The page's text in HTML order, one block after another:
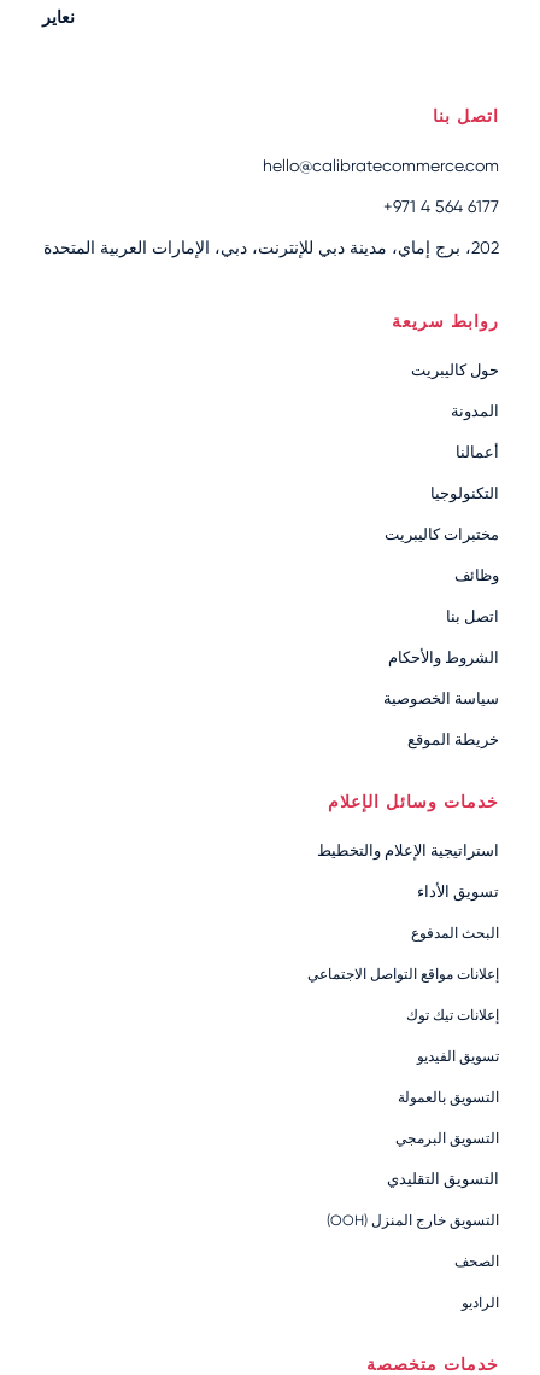
نعاير
اتصل بنا
hello@calibratecommerce.com
+971 4 564 6177
202، برج إماي، مدينة دبي للإنترنت، دبي، الإمارات العربية المتحدة
روابط سريعة
حول كاليبريت
المدونة
أعمالنا
التكنولوجيا
مختبرات كاليبريت
وظائف
اتصل بنا
الشروط والأحكام
سياسة الخصوصية
خريطة الموقع
خدمات وسائل الإعلام
استراتيجية الإعلام والتخطيط
تسويق الأداء
البحث المدفوع
إعلانات مواقع التواصل الاجتماعي
إعلانات تيك توك
تسويق الفيديو
التسويق بالعمولة
التسويق البرمجي
التسويق التقليدي
التسويق خارج المنزل (OOH)
الصحف
الراديو
خدمات متخصصة